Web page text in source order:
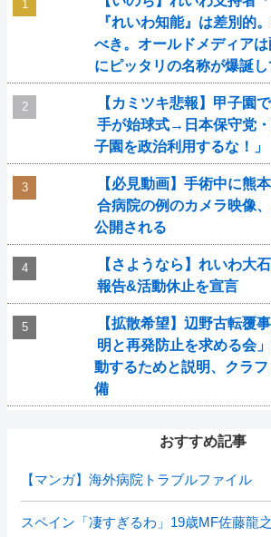
『れいわ知能』は差別的
べき。オールドメディア
にピッタリの名称が爆誕
【カミツキ悲報】甲子園
手が始球式→日本保守党
子園を政治利用するな！」
【必見動画】手術中に熊
合病院の例のカメラ映像
公開される
【さようなら】れいわ大
報告&活動休止を宣言
【拡散希望】辺野古転覆
明と再発防止を求める会
動するためと説明、クラ
備
おすすめ記事
【マンガ】海外病院トラブルファイル
スペイン「凄すぎるわ」19歳MF佐藤龍